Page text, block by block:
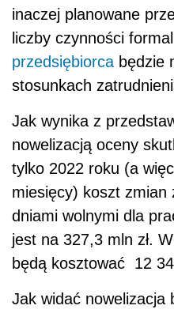
inaczej planowane
liczby czynności
przedsiębiorca będzie
stosunkach
Jak wynika z
nowelizacją oceny
tylko 2022 roku (a
miesięcy) koszt zmian
dniami wolnymi dla
jest na 327,3 mln zł.
będą kosztować 12
Jak widać nowelizacja